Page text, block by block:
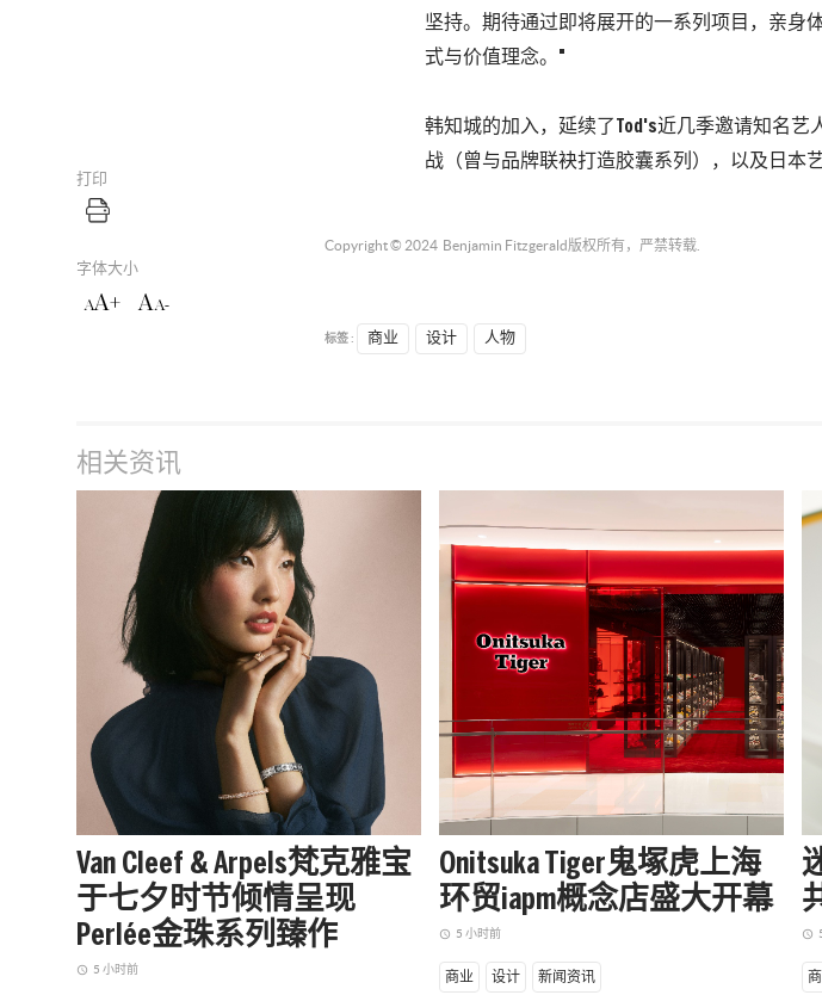
打印
字体大小
AA+ AA-
坚持。期待通过即将展开的一系列项目，亲身
式与价值理念。"
韩知城的加入，延续了Tod's近几季邀请知名
战（曾与品牌联袂打造胶囊系列），以及日本
Copyright © 2024 Benjamin Fitzgerald 版权所有，严禁转载.
标签 : 商业 设计 人物
相关资讯
Van Cleef & Arpels梵克雅宝
于七夕时节倾情呈现
Perlée金珠系列臻作
access_time 5 小时前
Onitsuka Tiger鬼塚虎上海
环贸iapm概念店盛大开幕
access_time 5 小时前
商业 设计 新闻资讯
access_time